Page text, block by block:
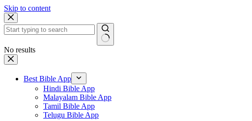
Skip to content
No results
Best Bible App
Hindi Bible App
Malayalam Bible App
Tamil Bible App
Telugu Bible App